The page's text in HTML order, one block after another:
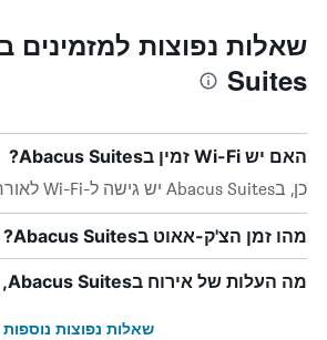
Suites
האם יש Wi-Fi זמין בAbacus Suites?
כן, בAbacus Suites יש גישה ל-Wi-Fi לאורחי המלון.
מהו זמן הצ'ק-אאוט בAbacus Suites?
מה העלות של אירוח בAbacus Suites, איה נאפה?
שאלות נפוצות נוספות